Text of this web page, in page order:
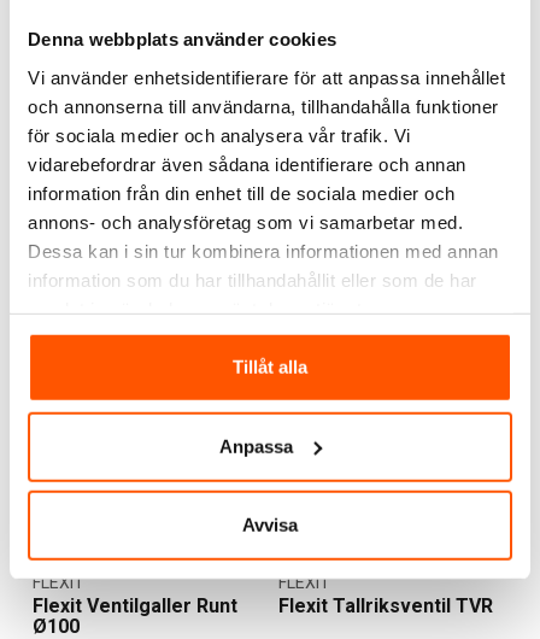
Denna webbplats använder cookies
Vi använder enhetsidentifierare för att anpassa innehållet
och annonserna till användarna, tillhandahålla funktioner
för sociala medier och analysera vår trafik. Vi
vidarebefordrar även sådana identifierare och annan
information från din enhet till de sociala medier och
annons- och analysföretag som vi samarbetar med.
Dessa kan i sin tur kombinera informationen med annan
information som du har tillhandahållit eller som de har
Tillåt alla
Anpassa
Avvisa
Flexit Spaltventil W400
40cm
FLEXIT
179,00 kr
LÄGG I VARUKORG
Flexit Ventilgaller Runt
Ø125
FLEXIT
från 125,00 kr
Flexit Ventilgaller Runt
Ø100
FLEXIT
Flexit Tallriksventil TVR
FLEXIT